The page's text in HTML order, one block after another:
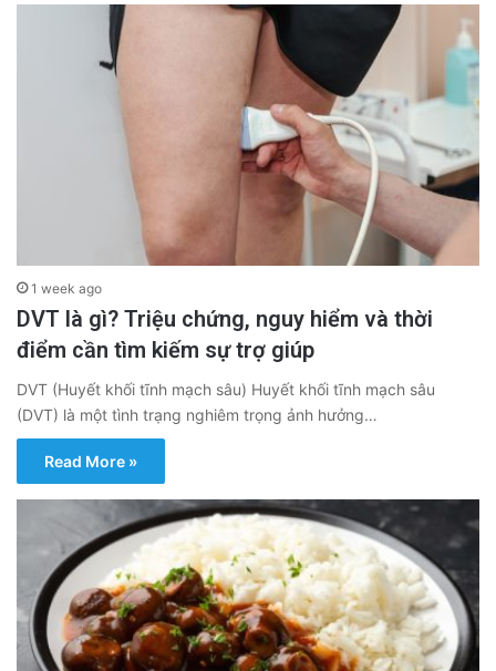
1 week ago
DVT là gì? Triệu chứng, nguy hiểm và thời
điểm cần tìm kiếm sự trợ giúp
DVT (Huyết khối tĩnh mạch sâu) Huyết khối tĩnh mạch sâu
(DVT) là một tình trạng nghiêm trọng ảnh hưởng…
Read More »